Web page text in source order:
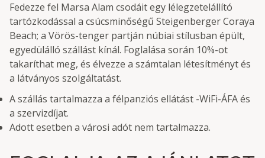
Fedezze fel Marsa Alam csodáit egy lélegzetelállító
tartózkodással a csúcsminőségű Steigenberger Coraya
Beach; a Vörös-tenger partján núbiai stílusban épült,
egyedülálló szállást kínál. Foglalása során 10%-ot
takaríthat meg, és élvezze a számtalan létesítményt és
a látványos szolgáltatást.
A szállás tartalmazza a félpanziós ellátást -WiFi-ÁFA és
a szervizdíjat.
Adott esetben a városi adót nem tartalmazza.